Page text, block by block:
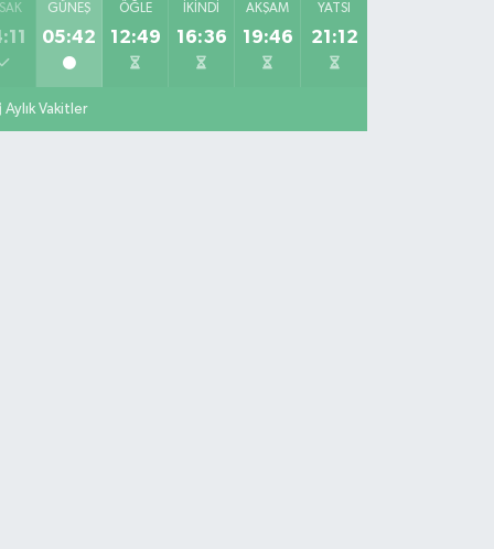
GÜNEŞ
05:42
ÖĞLE
12:49
İKINDI
16:36
AKŞAM
19:46
YATSI
21:12
Aylık Vakitler